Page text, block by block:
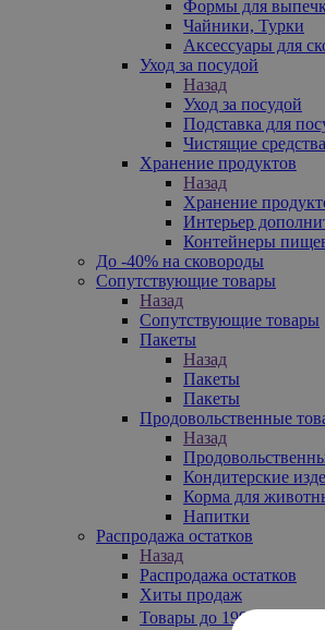
Формы для
Чайники, Турки
Аксессуары для
Уход за посудой
Назад
Уход за посудой
Подставка для
Чистящие средства
Хранение продуктов
Назад
Хранение
Интерьер
Контейнеры
До -40% на сковороды
Сопутствующие товары
Назад
Сопутствующие товары
Пакеты
Назад
Пакеты
Пакеты
Продовольственные
Назад
Кондитерские
Корма для
Напитки
Распродажа остатков
Назад
Распродажа остатков
Хиты продаж
Товары до 199₽